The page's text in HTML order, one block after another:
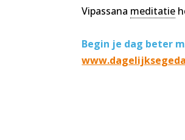
Vipassana meditatie
Begin je dag beter